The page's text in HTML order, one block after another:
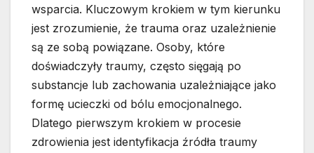
wsparcia. Kluczowym krokiem w tym kierunku
jest zrozumienie, że trauma oraz uzależnienie
są ze sobą powiązane. Osoby, które
doświadczyły traumy, często sięgają po
substancje lub zachowania uzależniające jako
formę ucieczki od bólu emocjonalnego.
Dlatego pierwszym krokiem w procesie
zdrowienia jest identyfikacja źródła traumy